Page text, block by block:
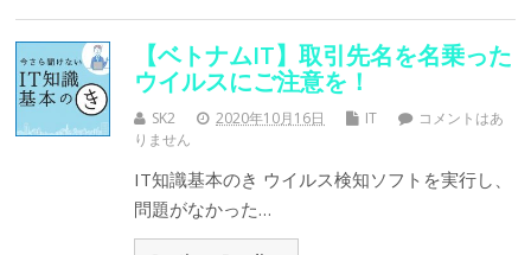
【ベトナムIT】取引先名を名乗った
ウイルスにご注意を！
SK2 2020年10月16日 IT
コメントはあ
りません
IT知識基本のき ウイルス検知ソフトを実行し、
問題がなかった…